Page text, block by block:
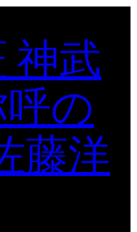
神武
の
藤洋